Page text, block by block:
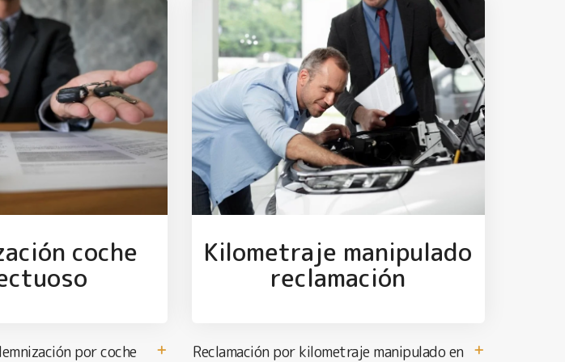
coche
por coche
Kilometraje manipulado
reclamación
Reclamación por kilometraje manipulado en